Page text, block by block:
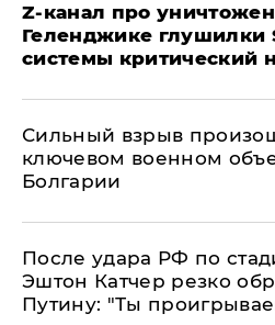
Z-канал про
Геленджике глушилки
системы критический
Сильный взрыв
ключевом военном
Болгарии
После удара РФ по
Эштон Катчер резко
Путину: "Ты